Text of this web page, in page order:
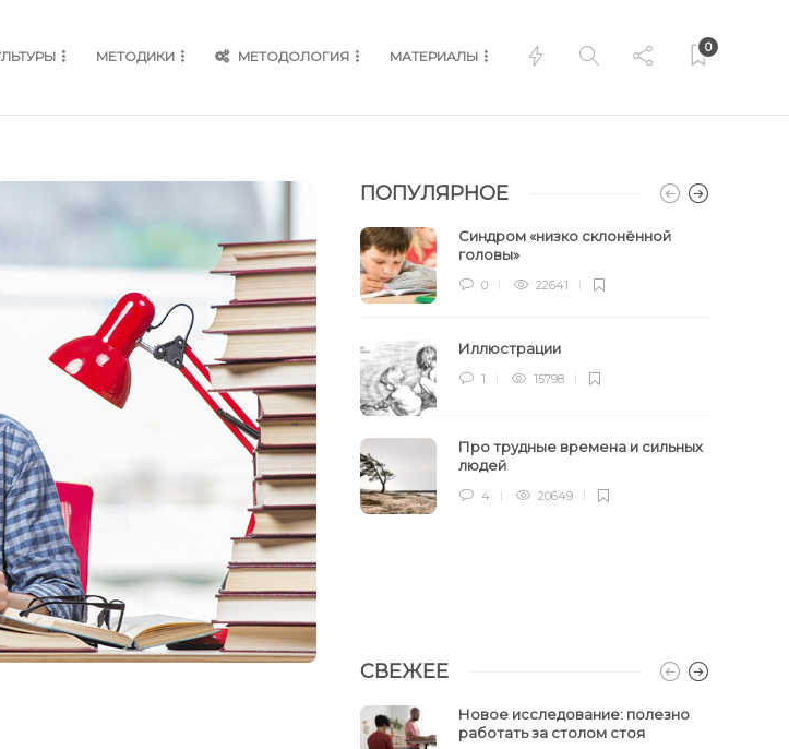
МЕТОДИКИ МЕТОДОЛОГИЯ МАТЕРИАЛЫ
0
ПОПУЛЯРНОЕ
Синдром «низко склонённой
головы»
0 22641
Иллюстрации
1 15798
Про трудные времена и сильных
людей
4 20649
СВЕЖЕЕ
Новое исследование: полезно
работать за столом стоя